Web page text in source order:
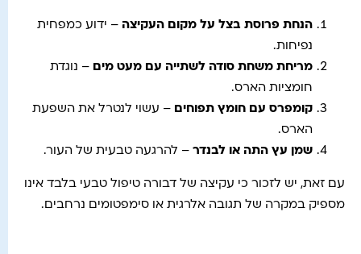
הנחת פרוסת בצל על מקום העקיצה – ידוע כמפחית
נפיחות.
מריחת משחת סודה לשתייה עם מעט מים – נוגדת
חומציות הארס.
קומפרס עם חומץ תפוחים – עשוי לנטרל את השפעת
הארס.
שמן עץ התה או לבנדר – להרגעה טבעית של העור.
עם זאת, יש לזכור כי עקיצה של דבורה טיפול טבעי בלבד אינו
מספיק במקרה של תגובה אלרגית או סימפטומים נרחבים.